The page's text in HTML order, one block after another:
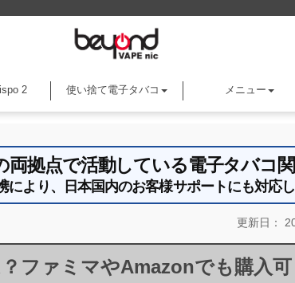
2 使い捨て電子タバコ メニュー
拠点で活動している電子タバコ
より、日本国内のお客様サポートにも対応
更新日：
ファミマやAmazonでも購入可